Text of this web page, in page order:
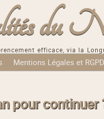
du
efficace, via la
Mentions Légales et RGPD
pour continuer